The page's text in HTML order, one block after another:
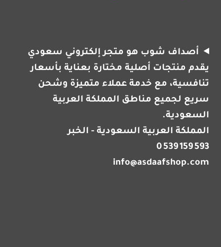
أصداف شوب هو متجر إلكتروني سعودي
يقدم منتجات أصلية مختارة بعناية بأسعار
تنافسية، مع خدمة عملاء متميزة وشحن
سريع لجميع مناطق المملكة العربية
السعودية.
المملكة العربية السعودية - الخبر
0 539 159 593
info@asdaafshop.com